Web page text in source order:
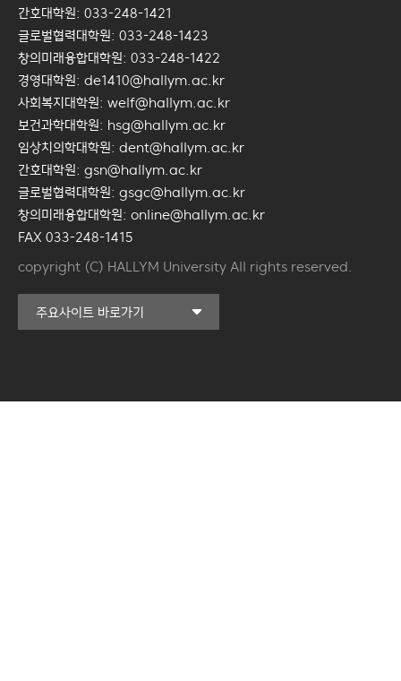
간호대학원: 033-248-1421
글로벌협력대학원: 033-248-1423
창의미래융합대학원: 033-248-1422
경영대학원: de1410@hallym.ac.kr
사회복지대학원: welf@hallym.ac.kr
보건과학대학원: hsg@hallym.ac.kr
임상치의학대학원: dent@hallym.ac.kr
간호대학원: gsn@hallym.ac.kr
글로벌협력대학원: gsgc@hallym.ac.kr
창의미래융합대학원: online@hallym.ac.kr
FAX 033-248-1415
copyright (C) HALLYM University All rights reserved.
주요사이트 바로가기
커뮤니티교육원
국제학생증신청